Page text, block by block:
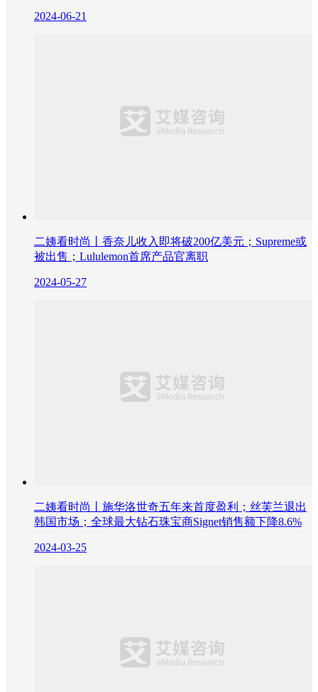
2024-06-21
二姨看时尚丨香奈儿收入即将破200亿美元；Supreme或
被出售；Lululemon首席产品官离职
2024-05-27
二姨看时尚丨施华洛世奇五年来首度盈利；丝芙兰退出
韩国市场；全球最大钻石珠宝商Signet销售额下降8.6%
2024-03-25